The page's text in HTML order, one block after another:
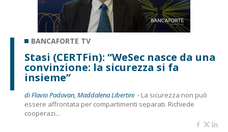
BANCAFORTE TV
Stasi (CERTFin): “WeSec nasce da una
convinzione: la sicurezza si fa
insieme”
di Flavio Padovan, Maddalena Libertini - La sicurezza non può
essere affrontata per compartimenti separati. Richiede
cooperazi...